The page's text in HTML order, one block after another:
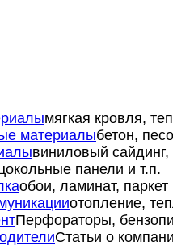
мягкая кровля,
материалыбетон,
виниловый сайдинг,
панели и т.п.
обои, ламинат, паркет
отопление,
Перфораторы,
Статьи о